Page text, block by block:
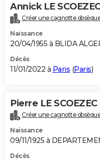
Carte de Noël
Carte Bonne année
Carte Saint-Valentin
Carte Pâques
Carte d'anniversaire
DICTIONNAIRE
Dictionnaire
Biographies
Citations
Expressions
Proverbes
PROGRAMME TV
S'inscrire
Se connecter
Lycées
Collèges
Primaires
Universités
Entreprises
Service militaire
Avis de recherche
AVIS DE DÉCÈS
Bricolage
Lifestyle
Culture
Sport
Auto
Television
Voyage
Cinema
Annick LE
Créer une cagnotte
Naissance
20/04/1955 à BLIDA
Décès
11/01/2022 à Paris (Paris)
Pierre LE SCOEZEC
Créer une cagnotte
Naissance
09/11/1925 à
Décès